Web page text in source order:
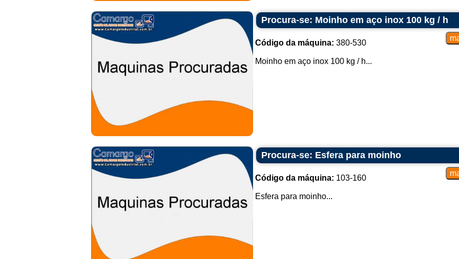
Procura-se: Moinho em aço inox 100 kg / h
Código da máquina: 380-530
Moinho em aço inox 100 kg / h...
Procura-se: Esfera para moinho
Código da máquina: 103-160
Esfera para moinho...